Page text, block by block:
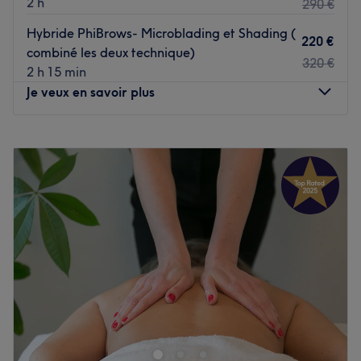
L'espace est dirigé par Mélanie, qui s'occupe
personnellement des clients. Elle est dévouée à fournir le
meilleur service possible, en veillant à ce que chaque
client se sente choyé et rajeuni.
La spécialité de l'établissement : le massage et soins du
visage.
Les marques et produits utilisés : Oden, Patyka, Secrets
de miel, Aromazone, Fields of yarrow, marques Coréeene
Voir le salon
290 €
Hybride PhiBrows- Microblading et Shading (
combiné les deux technique)
2 h 15 min
220 €
320 €
Je veux en savoir plus
Mardi
10:00–
19:00
Mercredi
10:00– 19:00
Jeudi
10:00–19:00
Vendredi
10:00
19:00
Samedi
10:00
Dimanche
LK DU REGARD, situé dans le 15ème arrondissement de
Paris, à deux pas de la Seine, est un institut de beauté
complet dédié à la sublimation de la femme. Kaouther
vous y accueille pour une expertise multi-facettes, allant